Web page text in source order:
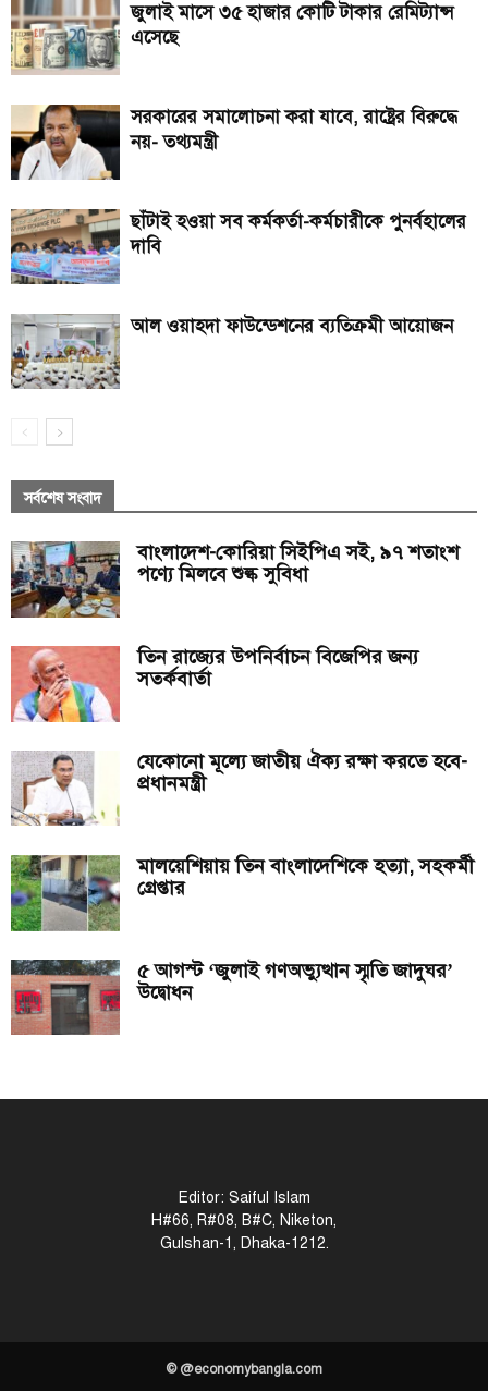
জুলাই মাসে ৩৫ হাজার কোটি টাকার রেমিট্যান্স
এসেছে
সরকারের সমালোচনা করা যাবে, রাষ্ট্রের বিরুদ্ধে
নয়- তথ্যমন্ত্রী
ছাঁটাই হওয়া সব কর্মকর্তা-কর্মচারীকে পুনর্বহালের
দাবি
আল ওয়াহদা ফাউন্ডেশনের ব্যতিক্রমী আয়োজন
সর্বশেষ সংবাদ
বাংলাদেশ-কোরিয়া সিইপিএ সই, ৯৭ শতাংশ
পণ্যে মিলবে শুল্ক সুবিধা
তিন রাজ্যের উপনির্বাচন বিজেপির জন্য
সতর্কবার্তা
যেকোনো মূল্যে জাতীয় ঐক্য রক্ষা করতে হবে-
প্রধানমন্ত্রী
মালয়েশিয়ায় তিন বাংলাদেশিকে হত্যা, সহকর্মী
গ্রেপ্তার
৫ আগস্ট ‘জুলাই গণঅভ্যুত্থান স্মৃতি জাদুঘর’
উদ্বোধন
Editor: Saiful Islam
H#66, R#08, B#C, Niketon,
Gulshan-1, Dhaka-1212.
© @economybangla.com